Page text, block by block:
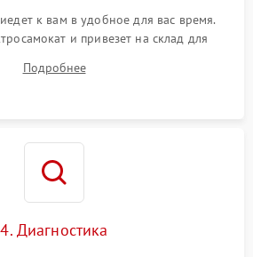
к вам в удобное для вас время.
и привезет на склад для
Подробнее
4. Диагностика